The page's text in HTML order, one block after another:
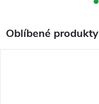
o
v
Oblíbené produkty